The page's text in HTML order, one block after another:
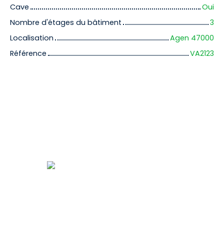
Cave
Oui
Nombre d'étages du bâtiment
3
Localisation
Agen 47000
Référence
VA2123